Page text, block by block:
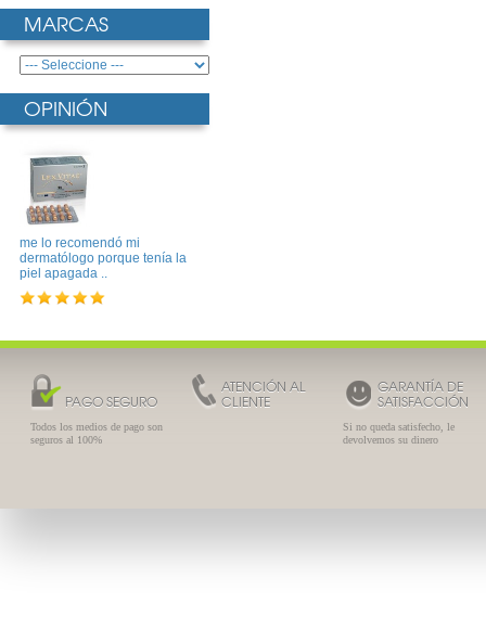
MARCAS
OPINIÓN
me lo recomendó mi
dermatólogo porque tenía la
piel apagada ..
PAGO SEGURO
Todos los medios de pago son
seguros al 100%
ATENCIÓN AL
CLIENTE
GARANTÍA DE
SATISFACCIÓN
Si no queda satisfecho, le
devolvemos su dinero